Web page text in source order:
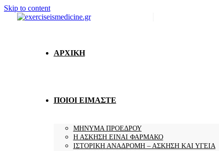
Skip to content
ΑΡΧΙΚΗ
ΠΟΙΟΙ ΕΙΜΑΣΤΕ
ΜΗΝΥΜΑ ΠΡΟΕΔΡΟΥ
Η ΑΣΚΗΣΗ ΕΙΝΑΙ ΦΑΡΜΑΚΟ
ΙΣΤΟΡΙΚΗ ΑΝΑΔΡΟΜΗ – ΑΣΚΗΣΗ ΚΑΙ ΥΓΕΙΑ